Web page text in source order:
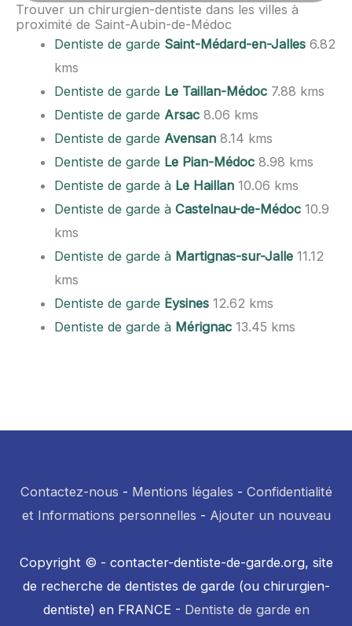
Trouver un chirurgien-dentiste dans les villes à
proximité de Saint-Aubin-de-Médoc
Dentiste de garde Saint-Médard-en-Jalles 6.82
kms
Dentiste de garde Le Taillan-Médoc 7.88 kms
Dentiste de garde Arsac 8.06 kms
Dentiste de garde Avensan 8.14 kms
Dentiste de garde Le Pian-Médoc 8.98 kms
Dentiste de garde à Le Haillan 10.06 kms
Dentiste de garde àCastelnau-de-Médoc 10.9
kms
Dentiste de garde à Martignas-sur-Jalle 11.12
kms
Dentiste de garde Eysines 12.62 kms
Dentiste de garde à Mérignac 13.45 kms
Contactez-nous - Mentions légales - Confidentialité
et Informations personnelles - Ajouter un nouveau
Copyright © - contacter-dentiste-de-garde.org, site
de recherche de dentistes de garde (ou chirurgien-
dentiste) en FRANCE - Dentiste de garde en